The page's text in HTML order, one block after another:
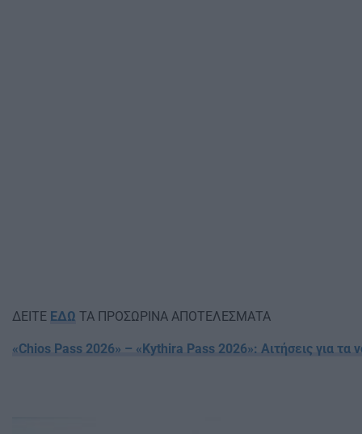
ΔΕΙΤΕ ΕΔΩ ΤΑ ΠΡΟΣΩΡΙΝΑ ΑΠΟΤΕΛΕΣΜΑΤΑ
«Chios Pass 2026» – «Kythira Pass 2026»: Αιτήσεις για